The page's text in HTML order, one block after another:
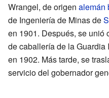
Wrangel, de origen alemán
de Ingeniería de Minas de
en 1901. Después, se unió
de caballería de la Guardia
en 1902. Más tarde, se
servicio del gobernador